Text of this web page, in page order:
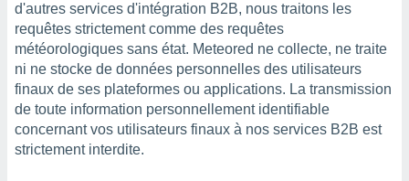
d'autres services d'intégration B2B, nous traitons les
requêtes strictement comme des requêtes
météorologiques sans état. Meteored ne collecte, ne traite
ni ne stocke de données personnelles des utilisateurs
finaux de ses plateformes ou applications. La transmission
de toute information personnellement identifiable
concernant vos utilisateurs finaux à nos services B2B est
strictement interdite.